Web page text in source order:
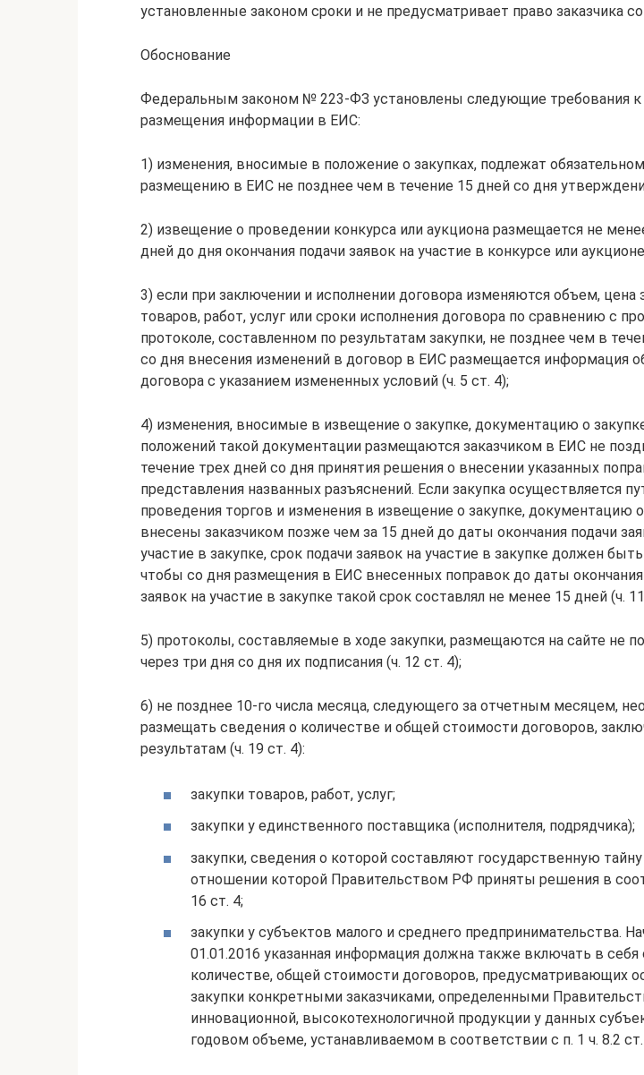
установленные законом сроки и не предусматривает право заказчика
Обоснование
Федеральным законом № 223-ФЗ установлены следующие требования к
размещения информации в ЕИС:
1) изменения, вносимые в положение о закупках, подлежат
размещению в ЕИС не позднее чем в течение 15 дней со дня
2) извещение о проведении конкурса или аукциона размещается не
дней до дня окончания подачи заявок на участие в конкурсе или
3) если при заключении и исполнении договора изменяются объем, цена
товаров, работ, услуг или сроки исполнения договора по сравнению с
протоколе, составленном по результатам закупки, не позднее чем в
со дня внесения изменений в договор в ЕИС размещается информация
договора с указанием измененных условий (ч. 5 ст. 4);
4) изменения, вносимые в извещение о закупке, документацию о
положений такой документации размещаются заказчиком в ЕИС не
течение трех дней со дня принятия решения о внесении указанных
представления названных разъяснений. Если закупка осуществляется
проведения торгов и изменения в извещение о закупке, документацию
внесены заказчиком позже чем за 15 дней до даты окончания подачи
участие в закупке, срок подачи заявок на участие в закупке должен
чтобы со дня размещения в ЕИС внесенных поправок до даты окончания
заявок на участие в закупке такой срок составлял не менее 15 дней (ч.
5) протоколы, составляемые в ходе закупки, размещаются на сайте не
через три дня со дня их подписания (ч. 12 ст. 4);
6) не позднее 10-го числа месяца, следующего за отчетным месяцем,
размещать сведения о количестве и общей стоимости договоров,
результатам (ч. 19 ст. 4):
закупки товаров, работ, услуг;
закупки у единственного поставщика (исполнителя, подрядчика);
закупки, сведения о которой составляют государственную
отношении которой Правительством РФ приняты решения в
16 ст. 4;
закупки у субъектов малого и среднего предпринимательства.
01.01.2016 указанная информация должна также включать в себя
количестве, общей стоимости договоров, предусматривающих
закупки конкретными заказчиками, определенными
инновационной, высокотехнологичной продукции у данных
годовом объеме, устанавливаемом в соответствии с п. 1 ч. 8.2 ст.